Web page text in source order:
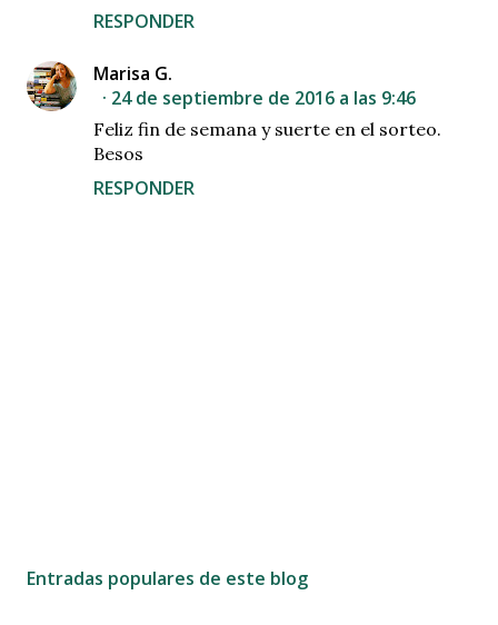
RESPONDER
Marisa G.
24 de septiembre de 2016 a las 9:46
Feliz fin de semana y suerte en el sorteo.
Besos
RESPONDER
b
Entradas populares de este blog